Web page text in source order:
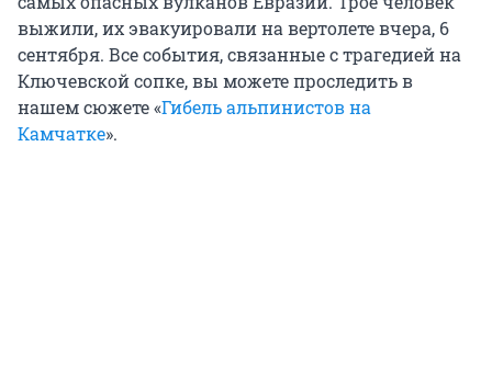
выжили, их эвакуировали на вертолете вчера, 6
сентября. Все события, связанные с трагедией на
Ключевской сопке, вы можете проследить в
нашем сюжете «Гибель альпинистов на
Камчатке».